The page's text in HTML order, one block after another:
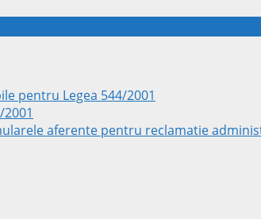
pentru Legea 544/2001
aferente pentru reclamatie